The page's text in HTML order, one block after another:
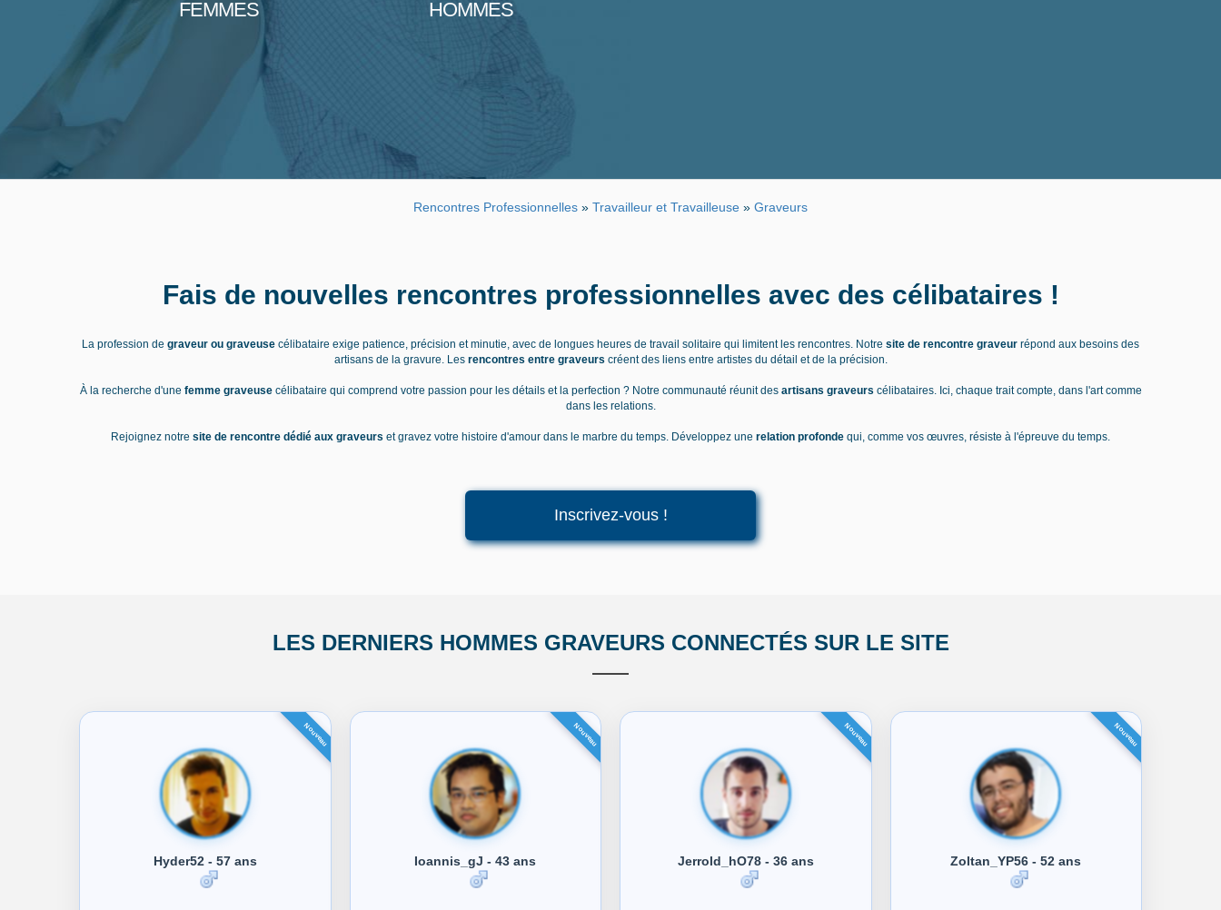
FEMMES HOMMES
Rencontres Professionnelles » Travailleur et Travailleuse » Graveurs
Fais de nouvelles rencontres professionnelles avec des célibataires !
La profession de graveur ou graveuse célibataire exige patience, précision et minutie, avec de longues heures de travail solitaire qui limitent les rencontres. Notre site de rencontre graveur répond aux besoins des
artisans de la gravure. Les rencontres entre graveurs créent des liens entre artistes du détail et de la précision.
À la recherche d'une femme graveusecélibataire qui comprend votre passion pour les détails et la perfection ? Notre communauté réunit des artisans graveurs célibataires. Ici, chaque trait compte, dans l'art comme
dans les relations.
Rejoignez notre site de rencontre dédié aux graveurs et gravez votre histoire d'amour dans le marbre du temps. Développez une relation profonde qui, comme vos œuvres, résiste à l'épreuve du temps.
Inscrivez-vous !
LES DERNIERS HOMMES GRAVEURS CONNECTÉS SUR LE SITE
Hyder52 - 57 ans Ioannis_gJ - 43 ans Jerrold_hO78 - 36 ans Zoltan_YP56 - 52 ans